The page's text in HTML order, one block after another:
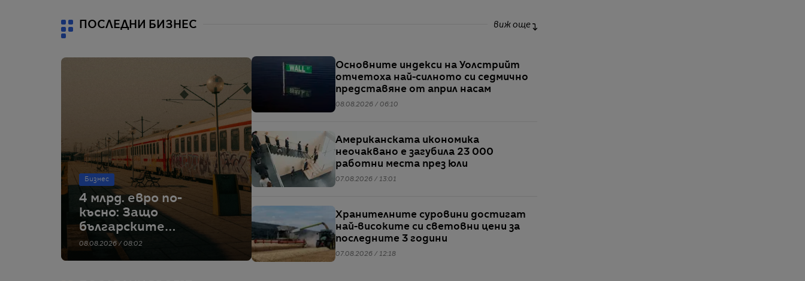
ПОСЛЕДНИ БИЗНЕС виж още
Бизнес
4 млрд. евро по-
късно: Защо
българските
железници
08.08.2026 / 08:02
Основните индекси на Уолстрийт
отчетоха най-силното си седмично
представяне от април насам
08.08.2026 / 06:10
Американската икономика
неочаквано е загубила 23 000
работни места през юли
07.08.2026 / 13:01
Хранителните суровини достигат
най-високите си световни цени за
последните 3 години
07.08.2026 / 12:18